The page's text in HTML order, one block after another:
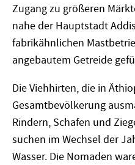
Zugang zu größeren
nahe der Hauptstadt
fabrikähnlichen
angebautem Getreide
Die Viehhirten, die in
Gesamtbevölkerung
Rindern, Schafen und
suchen im Wechsel der
Wasser. Die Nomaden